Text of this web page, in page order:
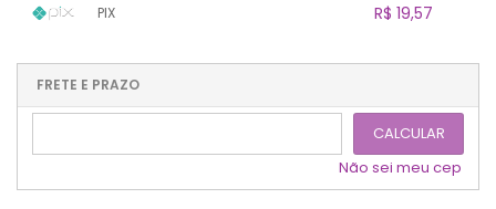
PIX R$ 19,57
...
....
FRETE E PRAZO
CALCULAR
Não sei meu cep